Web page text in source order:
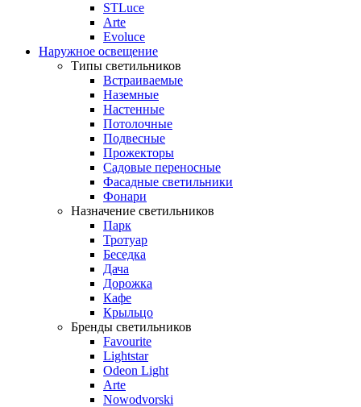
STLuce
Arte
Evoluce
Наружное освещение
Типы светильников
Встраиваемые
Наземные
Настенные
Потолочные
Подвесные
Прожекторы
Садовые переносные
Фасадные светильники
Фонари
Назначение светильников
Парк
Тротуар
Беседка
Дача
Дорожка
Кафе
Крыльцо
Бренды светильников
Favourite
Lightstar
Odeon Light
Arte
Nowodvorski